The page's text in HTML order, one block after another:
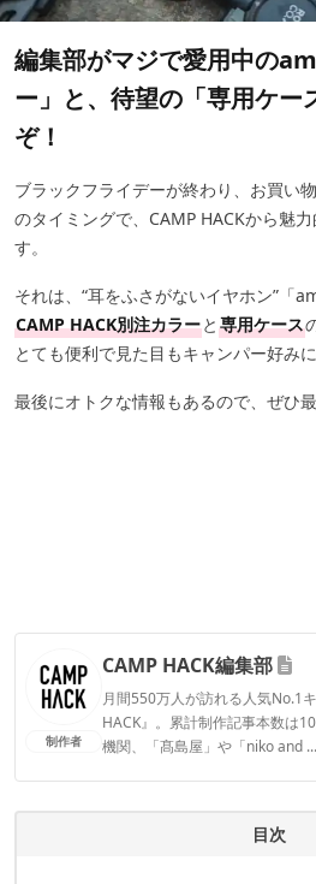
編集部がマジで愛用中の
ー」と、待望の「専用ケー
ぞ！
ブラックフライデーが終わり、お買い
のタイミングで、CAMP HACKから魅
す。
それは、“耳をふさがないイヤホン”「
CAMP HACK別注カラーと 専用ケース
とても便利で見た目もキャンパー好み
最後にオトクな情報もあるので、ぜひ
制作者
CAMP HACK編集部
月間550万人が訪れる人気No.1
HACK』。累計制作記事本数は
機関、「髙島屋」や「niko and
CAMP HACK編集部のプロフィ
目次